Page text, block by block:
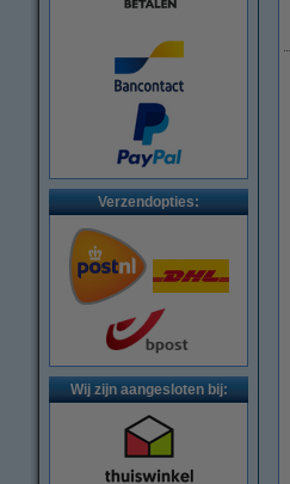
Verzendopties:
Wij zijn aangesloten bij: